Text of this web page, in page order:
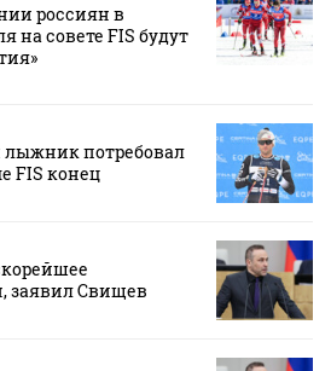
россиян в
на совете FIS будут
потребовал
FIS конец
заявил Свищев